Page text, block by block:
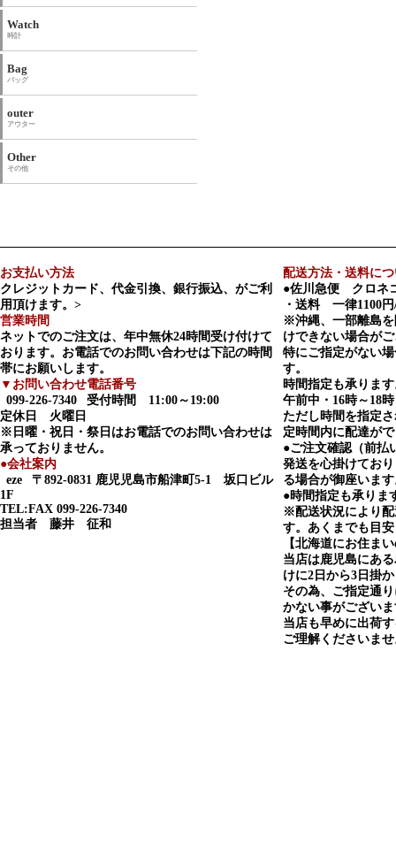
Watch
時計
Bag
バッグ
outer
アウター
Other
その他
お支払い方法
クレジットカード、代金引換、銀行振込、がご利
用頂けます。>
営業時間
ネットでのご注文は、年中無休24時間受け付けて
おります。お電話でのお問い合わせは下記の時間
帯にお願いします。
▼お問い合わせ電話番号
099-226-7340
受付時間 11:00～19:00
定休日 火曜日
※日曜・祝日・祭日はお電話でのお問い合わせは
承っておりません。
●会社案内
eze
〒892-0831 鹿児児島市船津町5-1 坂口ビル
1F
TEL:FAX 099-226-7340
担当者 藤井 征和
配送方法・送料に
●佐川急便 クロネ
・送料 一律1100
※沖縄、一部離島
けできない場合が
特にご指定がない
す。
時間指定も承りま
午前中・16時～18
ただし時間を指定
定時間内に配達が
●ご注文確認（前払
発送を心掛けてお
る場合が御座いま
●時間指定も承りま
※配送状況により
す。あくまでも目
【北海道にお住ま
当店は鹿児島にあ
けに2日から3日掛
その為、ご指定通
かない事がござい
当店も早めに出荷
ご理解くださいま